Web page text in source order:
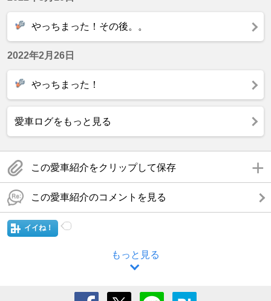
やっちまった！その後。。
2022年2月26日
やっちまった！
愛車ログをもっと見る
この愛車紹介をクリップして保存
この愛車紹介のコメントを見る
イイね！
もっと見る